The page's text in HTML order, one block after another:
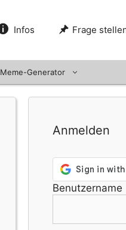
Infos Frage
Meme-Generator
Anmelden
Benutzername